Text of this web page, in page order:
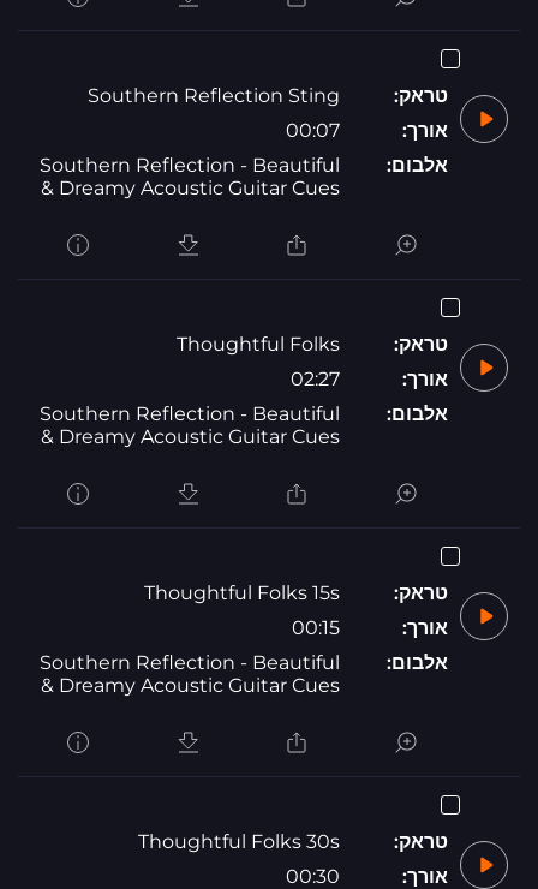
טראק:
Southern Reflection Sting
אורך:
00:07
אלבום:
Southern Reflection - Beautiful
& Dreamy Acoustic Guitar Cues
טראק:
Thoughtful Folks
אורך:
02:27
אלבום:
Southern Reflection - Beautiful
& Dreamy Acoustic Guitar Cues
טראק:
Thoughtful Folks 15s
אורך:
00:15
אלבום:
Southern Reflection - Beautiful
& Dreamy Acoustic Guitar Cues
טראק:
Thoughtful Folks 30s
אורך:
00:30